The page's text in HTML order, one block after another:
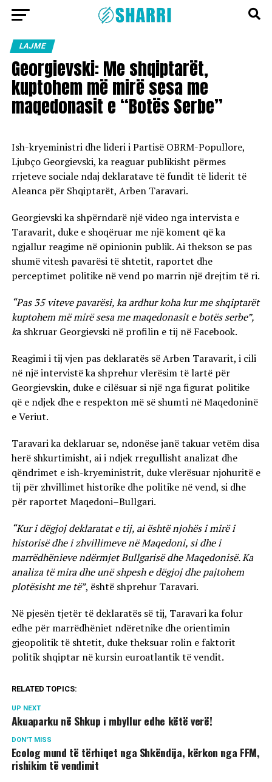
LAJME
Georgievski: Me shqiptarët,
kuptohem më mirë sesa me
maqedonasit e “Botës Serbe”
Ish-kryeministri dhe lideri i Partisë OBRM-Popullore,
Ljubço Georgievski, ka reaguar publikisht përmes
rrjeteve sociale ndaj deklaratave të fundit të liderit të
Aleanca për Shqiptarët, Arben Taravari.
Georgievski ka shpërndarë një video nga intervista e
Taravarit, duke e shoqëruar me një koment që ka
ngjallur reagime në opinionin publik. Ai thekson se pas
shumë vitesh pavarësi të shtetit, raportet dhe
perceptimet politike në vend po marrin një drejtim të ri.
“Pas 35 viteve pavarësi, ka ardhur koha kur me shqiptarët
kuptohem më mirë sesa me maqedonasit e botës serbe”,
ka shkruar Georgievski në profilin e tij në Facebook.
Reagimi i tij vjen pas deklaratës së Arben Taravarit, i cili
në një intervistë ka shprehur vlerësim të lartë për
Georgievskin, duke e cilësuar si një nga figurat politike
që e ndjek dhe e respekton më së shumti në Maqedoninë
e Veriut.
Taravari ka deklaruar se, ndonëse janë takuar vetëm disa
herë shkurtimisht, ai i ndjek rregullisht analizat dhe
qëndrimet e ish-kryeministrit, duke vlerësuar njohuritë e
tij për zhvillimet historike dhe politike në vend, si dhe
për raportet Maqedoni–Bullgari.
“Kur i dëgjoj deklaratat e tij, ai është njohës i mirë i
historisë dhe i zhvillimeve në Maqedoni, si dhe i
marrëdhënieve ndërmjet Bullgarisë dhe Maqedonisë. Ka
analiza të mira dhe unë shpesh e dëgjoj dhe pajtohem
plotësisht me të”, është shprehur Taravari.
Në pjesën tjetër të deklaratës së tij, Taravari ka folur
edhe për marrëdhëniet ndëretnike dhe orientimin
gjeopolitik të shtetit, duke theksuar rolin e faktorit
politik shqiptar në kursin euroatlantik të vendit.
RELATED TOPICS:
UP NEXT
Akuaparku në Shkup i mbyllur edhe këtë verë!
DON'T MISS
Ecolog mund të tërhiqet nga Shkëndija, kërkon nga FFM,
rishikim të vendimit